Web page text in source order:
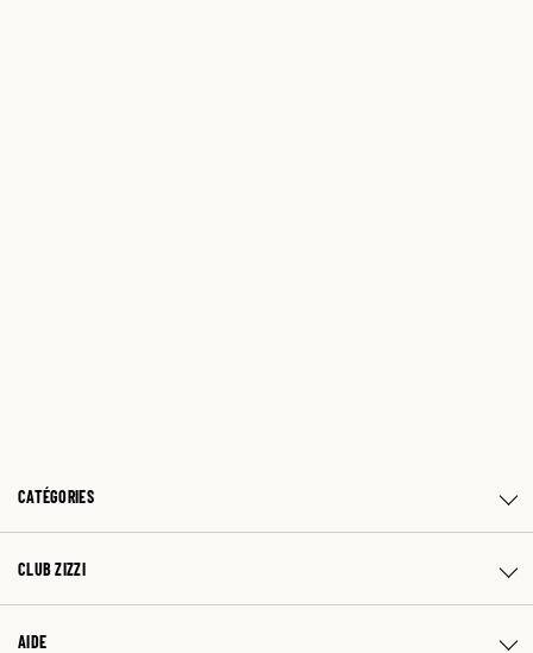
CATÉGORIES
CLUB ZIZZI
AIDE